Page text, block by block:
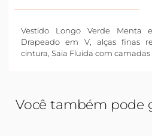
Vestido Longo Verde Menta
Drapeado em V, alças finas
cintura, Saia Fluida com camadas
Você também pode